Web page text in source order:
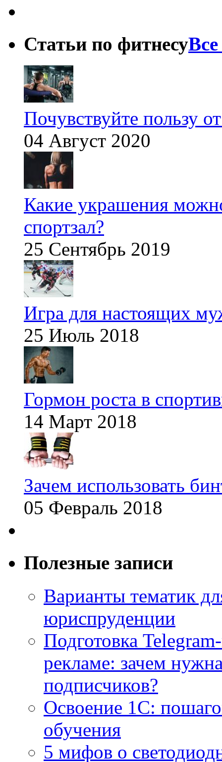
Статьи по фитнесу
Почувствуйте пользу
04 Август 2020
Какие украшения
спортзал?
25 Сентябрь 2019
Игра для настоящих
25 Июль 2018
Гормон роста в
14 Март 2018
Зачем использовать
05 Февраль 2018
Полезные записи
Варианты тематик
юриспруденции
Подготовка
рекламе: зачем
подписчиков?
Освоение 1С:
обучения
5 мифов о